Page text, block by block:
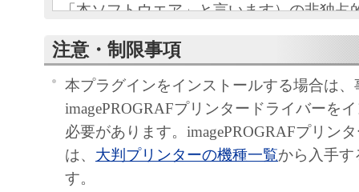
「本ソフトウエア」と言います）の非独占
条項に基づき許諾し、お客様も下記条項に
ものとします。
お客様は、「本ソフトウエア」のインスト
この契約に同意したことになります。
お客様がこの契約に同意できない場合には
ストールされず、直ちに「本ソフトウエア
さい。
注意・制限事項
本プラグインをインストールする場合は、
imagePROGRAFプリンタードライバーを
必要があります。imagePROGRAFプリン
は、 大判プリンターの機種一覧から入手
す。